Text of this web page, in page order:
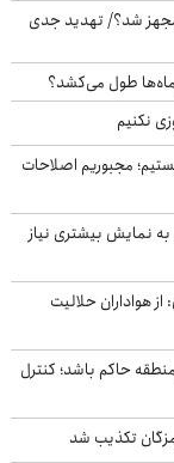
مجهز شد؟/ تهدید جدی
ماه‌ها طول می‌کشد؟
نکنیم
مجبوریم اصلاحات
نمایش بیشتری نیاز
هواداران حلالیت
حاکم باشد؛ کنترل
تکذیب شد